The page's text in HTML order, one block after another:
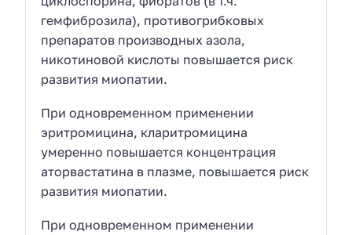
гемфиброзила), противогрибковых
препаратов производных азола,
никотиновой кислоты повышается риск
развития миопатии.
При одновременном применении
эритромицина, кларитромицина
умеренно повышается концентрация
аторвастатина в плазме, повышается риск
развития миопатии.
При одновременном применении